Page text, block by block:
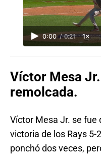
0:00 / 0:21 1×
Víctor Mesa
remolcada.
Víctor Mesa Jr. se fue
victoria de los Rays 5-
ponchó dos veces,